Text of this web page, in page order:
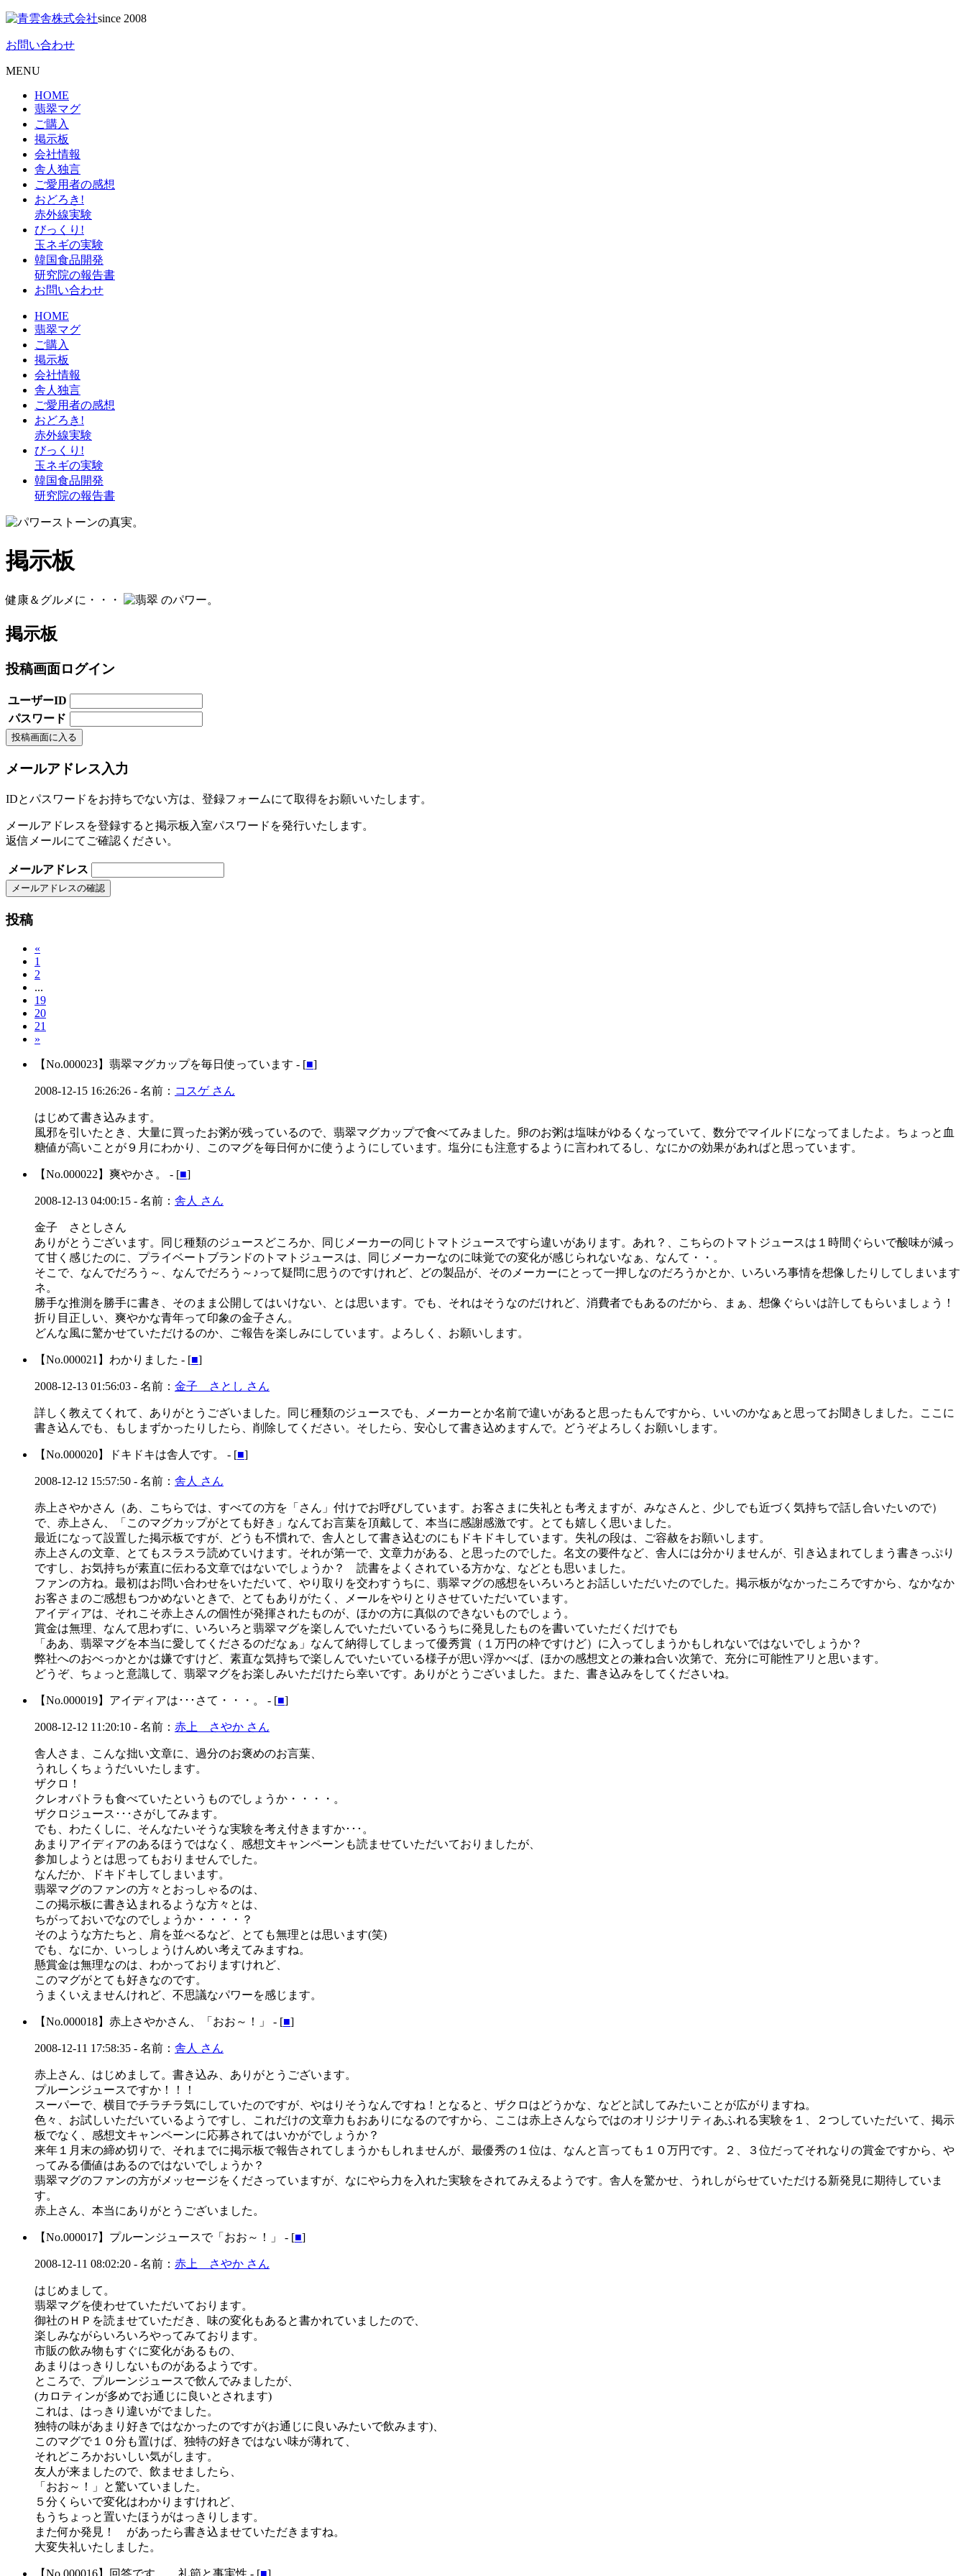
since 2008
お問い合わせ
MENU
HOME
翡翠マグ
ご購入
掲示板
会社情報
舎人独言
ご愛用者の感想
おどろき!
赤外線実験
びっくり!
玉ネギの実験
韓国食品開発
研究院の報告書
お問い合わせ
HOME
翡翠マグ
ご購入
掲示板
会社情報
舎人独言
ご愛用者の感想
おどろき!
赤外線実験
びっくり!
玉ネギの実験
韓国食品開発
研究院の報告書
掲示板
健康＆グルメに・・・ のパワー。
掲示板
投稿画面ログイン
ユーザーID
パスワード
メールアドレス入力
IDとパスワードをお持ちでない方は、登録フォームにて取得をお願いいたします。
メールアドレスを登録すると掲示板入室パスワードを発行いたします。
返信メールにてご確認ください。
メールアドレス
投稿
«
1
2
...
19
20
21
»
【No.000023】 翡翠マグカップを毎日使っています - [■]
2008-12-15 16:26:26 - 名前： コスゲ さん
はじめて書き込みます。
風邪を引いたとき、大量に買ったお粥が残っているので、翡翠マグカップで食べてみました。卵のお粥は塩味がゆるくなっていて、数分でマイルドになってましたよ。ちょっと血
糖値が高いことが９月にわかり、このマグを毎日何かに使うようにしています。塩分にも注意するように言われてるし、なにかの効果があればと思っています。
【No.000022】 爽やかさ。 - [■]
2008-12-13 04:00:15 - 名前： 舎人 さん
金子 さとしさん
ありがとうございます。同じ種類のジュースどころか、同じメーカーの同じトマトジュースですら違いがあります。あれ？、こちらのトマトジュースは１時間ぐらいで酸味が減っ
て甘く感じたのに、プライベートブランドのトマトジュースは、同じメーカーなのに味覚での変化が感じられないなぁ、なんて・・。
そこで、なんでだろう～、なんでだろう～♪って疑問に思うのですけれど、どの製品が、そのメーカーにとって一押しなのだろうかとか、いろいろ事情を想像したりしてしまいます
ネ。
勝手な推測を勝手に書き、そのまま公開してはいけない、とは思います。でも、それはそうなのだけれど、消費者でもあるのだから、まぁ、想像ぐらいは許してもらいましょう！
折り目正しい、爽やかな青年って印象の金子さん。
どんな風に驚かせていただけるのか、ご報告を楽しみにしています。よろしく、お願いします。
【No.000021】 わかりました - [■]
2008-12-13 01:56:03 - 名前： 金子 さとし さん
詳しく教えてくれて、ありがとうございました。同じ種類のジュースでも、メーカーとか名前で違いがあると思ったもんですから、いいのかなぁと思ってお聞きしました。ここに
書き込んでも、もしまずかったりしたら、削除してください。そしたら、安心して書き込めますんで。どうぞよろしくお願いします。
【No.000020】 ドキドキは舎人です。 - [■]
2008-12-12 15:57:50 - 名前： 舎人 さん
赤上さやかさん（あ、こちらでは、すべての方を「さん」付けでお呼びしています。お客さまに失礼とも考えますが、みなさんと、少しでも近づく気持ちで話し合いたいので）
で、赤上さん、「このマグカップがとても好き」なんてお言葉を頂戴して、本当に感謝感激です。とても嬉しく思いました。
最近になって設置した掲示板ですが、どうも不慣れで、舎人として書き込むのにもドキドキしています。失礼の段は、ご容赦をお願いします。
赤上さんの文章、とてもスラスラ読めていけます。それが第一で、文章力がある、と思ったのでした。名文の要件など、舎人には分かりませんが、引き込まれてしまう書きっぷり
ですし、お気持ちが素直に伝わる文章ではないでしょうか？ 読書をよくされている方かな、などとも思いました。
ファンの方ね。最初はお問い合わせをいただいて、やり取りを交わすうちに、翡翠マグの感想をいろいろとお話しいただいたのでした。掲示板がなかったころですから、なかなか
お客さまのご感想もつかめないときで、とてもありがたく、メールをやりとりさせていただいています。
アイディアは、それこそ赤上さんの個性が発揮されたものが、ほかの方に真似のできないものでしょう。
賞金は無理、なんて思わずに、いろいろと翡翠マグを楽しんでいただいているうちに発見したものを書いていただくだけでも
「ああ、翡翠マグを本当に愛してくださるのだなぁ」なんて納得してしまって優秀賞（１万円の枠ですけど）に入ってしまうかもしれないではないでしょうか？
弊社へのおべっかとかは嫌ですけど、素直な気持ちで楽しんでいたいている様子が思い浮かべば、ほかの感想文との兼ね合い次第で、充分に可能性アリと思います。
どうぞ、ちょっと意識して、翡翠マグをお楽しみいただけたら幸いです。ありがとうございました。また、書き込みをしてくださいね。
【No.000019】 アイディアは･･･さて・・・。 - [■]
2008-12-12 11:20:10 - 名前： 赤上 さやか さん
舎人さま、こんな拙い文章に、過分のお褒めのお言葉、
うれしくちょうだいいたします。
ザクロ！
クレオパトラも食べていたというものでしょうか・・・・。
ザクロジュース･･･さがしてみます。
でも、わたくしに、そんなたいそうな実験を考え付きますか･･･。
あまりアイディアのあるほうではなく、感想文キャンペーンも読ませていただいておりましたが、
参加しようとは思ってもおりませんでした。
なんだか、ドキドキしてしまいます。
翡翠マグのファンの方々とおっしゃるのは、
この掲示板に書き込まれるような方々とは、
ちがっておいでなのでしょうか・・・・？
そのような方たちと、肩を並べるなど、とても無理とは思います(笑)
でも、なにか、いっしょうけんめい考えてみますね。
懸賞金は無理なのは、わかっておりますけれど、
このマグがとても好きなのです。
うまくいえませんけれど、不思議なパワーを感じます。
【No.000018】 赤上さやかさん、「おお～！」 - [■]
2008-12-11 17:58:35 - 名前： 舎人 さん
赤上さん、はじめまして。書き込み、ありがとうございます。
プルーンジュースですか！！！
スーパーで、横目でチラチラ気にしていたのですが、やはりそうなんですね！となると、ザクロはどうかな、などと試してみたいことが広がりますね。
色々、お試しいただいているようですし、これだけの文章力もおありになるのですから、ここは赤上さんならではのオリジナリティあふれる実験を１、２つしていただいて、掲示
板でなく、感想文キャンペーンに応募されてはいかがでしょうか？
来年１月末の締め切りで、それまでに掲示板で報告されてしまうかもしれませんが、最優秀の１位は、なんと言っても１０万円です。２、３位だってそれなりの賞金ですから、や
ってみる価値はあるのではないでしょうか？
翡翠マグのファンの方がメッセージをくださっていますが、なにやら力を入れた実験をされてみえるようです。舎人を驚かせ、うれしがらせていただける新発見に期待していま
す。
赤上さん、本当にありがとうございました。
【No.000017】 プルーンジュースで「おお～！」 - [■]
2008-12-11 08:02:20 - 名前： 赤上 さやか さん
はじめまして。
翡翠マグを使わせていただいております。
御社のＨＰを読ませていただき、味の変化もあると書かれていましたので、
楽しみながらいろいろやってみております。
市販の飲み物もすぐに変化があるもの、
あまりはっきりしないものがあるようです。
ところで、プルーンジュースで飲んでみましたが、
(カロティンが多めでお通じに良いとされます)
これは、はっきり違いがでました。
独特の味があまり好きではなかったのですが(お通じに良いみたいで飲みます)、
このマグで１０分も置けば、独特の好きではない味が薄れて、
それどころかおいしい気がします。
友人が来ましたので、飲ませましたら、
「おお～！」と驚いていました。
５分くらいで変化はわかりますけれど、
もうちょっと置いたほうがはっきりします。
また何か発見！ があったら書き込ませていただきますね。
大変失礼いたしました。